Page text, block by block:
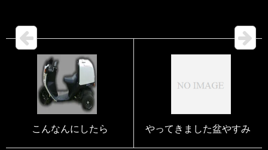
こんなんにしたら やってきました盆やすみ